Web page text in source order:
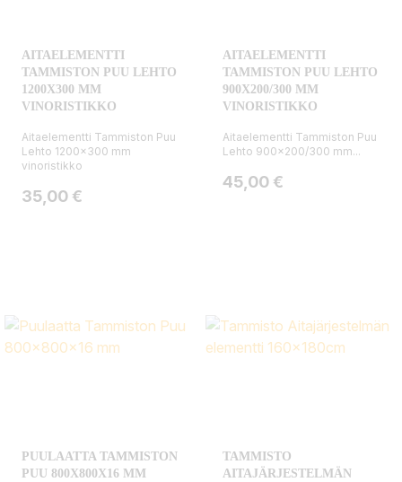
AITAELEMENTTI
TAMMISTON PUU LEHTO
1200X300 MM
VINORISTIKKO
Aitaelementti Tammiston Puu
Lehto 1200x300 mm
vinoristikko
Hinta
35,00 €
AITAELEMENTTI
TAMMISTON PUU LEHTO
900X200/300 MM
VINORISTIKKO
Aitaelementti Tammiston Puu
Lehto 900x200/300 mm...
Hinta
45,00 €
PUULAATTA TAMMISTON
PUU 800X800X16 MM
TAMMISTO
AITAJÄRJESTELMÄN